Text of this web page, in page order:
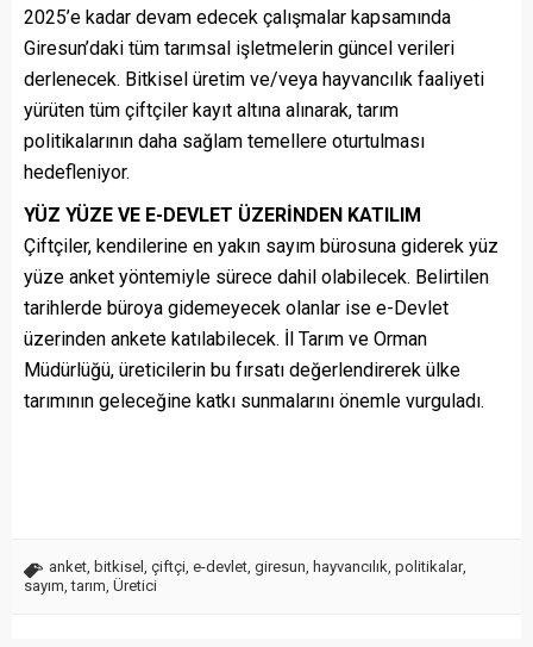
2025’e kadar devam edecek çalışmalar kapsamında
Giresun’daki tüm tarımsal işletmelerin güncel verileri
derlenecek. Bitkisel üretim ve/veya hayvancılık faaliyeti
yürüten tüm çiftçiler kayıt altına alınarak, tarım
politikalarının daha sağlam temellere oturtulması
hedefleniyor.
YÜZ YÜZE VE E-DEVLET ÜZERİNDEN KATILIM
Çiftçiler, kendilerine en yakın sayım bürosuna giderek yüz
yüze anket yöntemiyle sürece dahil olabilecek. Belirtilen
tarihlerde büroya gidemeyecek olanlar ise e-Devlet
üzerinden ankete katılabilecek. İl Tarım ve Orman
Müdürlüğü, üreticilerin bu fırsatı değerlendirerek ülke
tarımının geleceğine katkı sunmalarını önemle vurguladı.
anket, bitkisel , çiftçi, e-devlet, giresun, hayvancılık, politikalar,
sayım,tarım, Üretici